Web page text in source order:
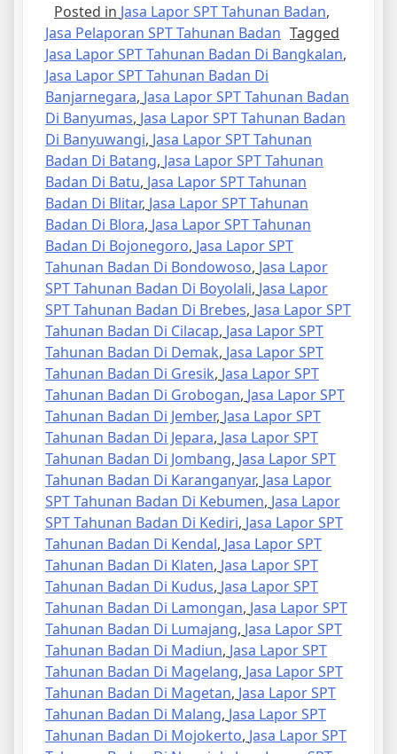
Posted in Jasa Lapor SPT Tahunan Badan,
Jasa Pelaporan SPT Tahunan Badan Tagged
Jasa Lapor SPT Tahunan Badan Di Bangkalan,
Jasa Lapor SPT Tahunan Badan Di
Banjarnegara, Jasa Lapor SPT Tahunan Badan
Di Banyumas, Jasa Lapor SPT Tahunan Badan
Di Banyuwangi, Jasa Lapor SPT Tahunan
Badan Di Batang, Jasa Lapor SPT Tahunan
Badan Di Batu, Jasa Lapor SPT Tahunan
Badan Di Blitar, Jasa Lapor SPT Tahunan
Badan Di Blora, Jasa Lapor SPT Tahunan
Badan Di Bojonegoro, Jasa Lapor SPT
Tahunan Badan Di Bondowoso, Jasa Lapor
SPT Tahunan Badan Di Boyolali, Jasa Lapor
SPT Tahunan Badan Di Brebes, Jasa Lapor SPT
Tahunan Badan Di Cilacap, Jasa Lapor SPT
Tahunan Badan Di Demak, Jasa Lapor SPT
Tahunan Badan Di Gresik, Jasa Lapor SPT
Tahunan Badan Di Grobogan, Jasa Lapor SPT
Tahunan Badan Di Jember, Jasa Lapor SPT
Tahunan Badan Di Jepara, Jasa Lapor SPT
Tahunan Badan Di Jombang, Jasa Lapor SPT
Tahunan Badan Di Karanganyar, Jasa Lapor
SPT Tahunan Badan Di Kebumen, Jasa Lapor
SPT Tahunan Badan Di Kediri, Jasa Lapor SPT
Tahunan Badan Di Kendal, Jasa Lapor SPT
Tahunan Badan Di Klaten, Jasa Lapor SPT
Tahunan Badan Di Kudus, Jasa Lapor SPT
Tahunan Badan Di Lamongan, Jasa Lapor SPT
Tahunan Badan Di Lumajang, Jasa Lapor SPT
Tahunan Badan Di Madiun, Jasa Lapor SPT
Tahunan Badan Di Magelang, Jasa Lapor SPT
Tahunan Badan Di Magetan, Jasa Lapor SPT
Tahunan Badan Di Malang, Jasa Lapor SPT
Tahunan Badan Di Mojokerto, Jasa Lapor SPT